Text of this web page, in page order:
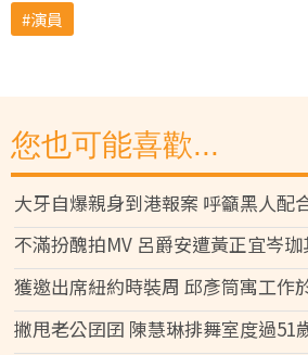
演員
您也可能喜歡...
大牙自爆親身到港報案 呼籲黑人配
不滿扮醜拍MV 呂爵安遭黃正宜岑
獲邀出席紐約時裝周 邱彥筒寓工作
撇甩老公囝囝 陳慧琳排舞室度過51